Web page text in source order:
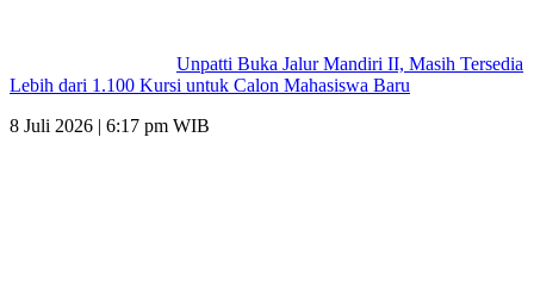
Unpatti Buka Jalur Mandiri II, Masih Tersedia
Lebih dari 1.100 Kursi untuk Calon Mahasiswa Baru
8 Juli 2026 | 6:17 pm WIB